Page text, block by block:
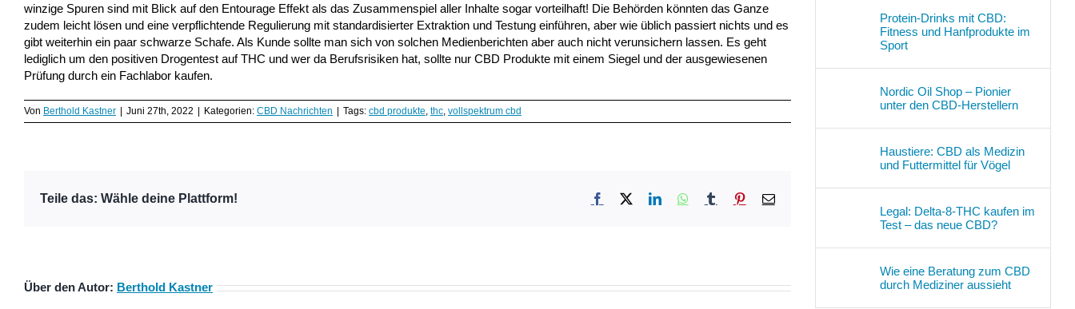
winzige Spuren sind mit Blick auf den Entourage Effekt als das Zusammenspiel aller Inhalte sogar vorteilhaft! Die Behörden könnten das Ganze
zudem leicht lösen und eine verpflichtende Regulierung mit standardisierter Extraktion und Testung einführen, aber wie üblich passiert nichts und es
gibt weiterhin ein paar schwarze Schafe. Als Kunde sollte man sich von solchen Medienberichten aber auch nicht verunsichern lassen. Es geht
lediglich um den positiven Drogentest auf THC und wer da Berufsrisiken hat, sollte nur CBD Produkte mit einem Siegel und der ausgewiesenen
Prüfung durch ein Fachlabor kaufen.
Von Berthold Kastner Juni 27th, 2022 Kategorien: CBD Nachrichten Tags: cbd produkte, thc, vollspektrum cbd
Teile das: Wähle deine Plattform! Facebook
X LinkedInWhatsApp
TumblrPinterest
E-
Über den Autor: Berthold Kastner
Protein-Drinks mit CBD:
Fitness und Hanfprodukte im
Sport
Nordic Oil Shop – Pionier
unter den CBD-Herstellern
Haustiere: CBD als Medizin
und Futtermittel für Vögel
Legal: Delta-8-THC kaufen im
Test – das neue CBD?
Wie eine Beratung zum CBD
durch Mediziner aussieht